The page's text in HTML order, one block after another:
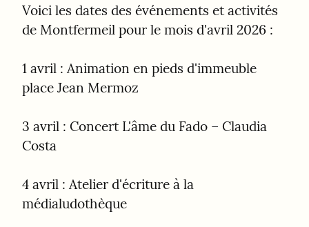
Voici les dates des événements et activités
de Montfermeil pour le mois d'avril 2026 :
1 avril : Animation en pieds d'immeuble
place Jean Mermoz
3 avril : Concert L'âme du Fado – Claudia
Costa
4 avril : Atelier d'écriture à la
médialudothèque